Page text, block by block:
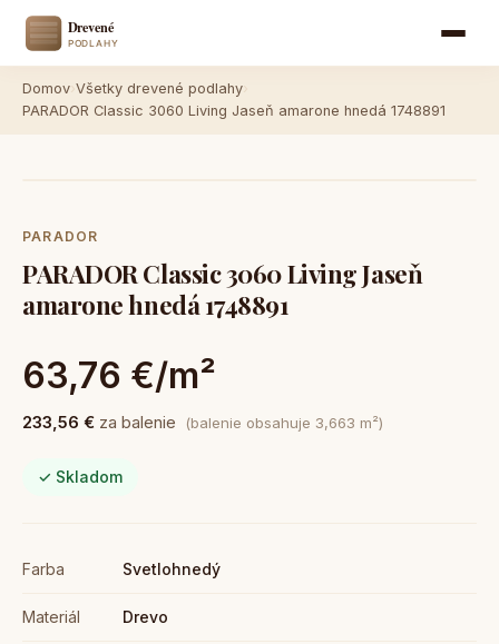
Domov Všetky drevené podlahy
PARADOR Classic 3060 Living Jaseň amarone hnedá 1748891
PARADOR
PARADOR Classic 3060 Living Jaseň
amarone hnedá 1748891
63,76 €/m²
233,56 € za balenie (balenie obsahuje 3,663 m²)
✓ Skladom
Farba Svetlohnedý
Materiál Drevo